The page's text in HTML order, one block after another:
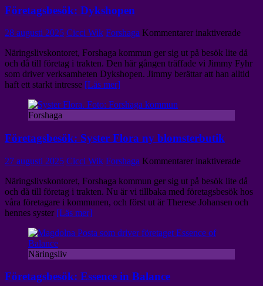
Företagsbesök: Dykshopen
28 augusti 2025 Cicci Wik Forshaga Kommentarer inaktiveradeför
Näringslivskontoret, Forshaga kommun ger sig ut på besök lite då
och då till företag i trakten. Den här gången träffade vi Jimmy Fyhr
som driver verksamheten Dykshopen. Jimmy berättar att han alltid
haft ett starkt intresse [Läs mer]
Forshaga
Företagsbesök: Syster Flora ny blomsterbutik
27 augusti 2025 Cicci Wik Forshaga Kommentarer inaktiveradeför
Syster
Flora
ny
Näringslivskontoret, Forshaga kommun ger sig ut på besök lite då
och då till företag i trakten. Nu är vi tillbaka med företagsbesök hos
våra företagare i kommunen, och först ut är Therese Johansen och
hennes syster [Läs mer]
Näringsliv
Företagsbesök: Essence in Balance